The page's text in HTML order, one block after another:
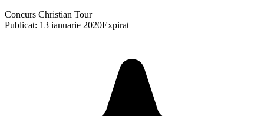
Concurs Christian Tour
Publicat: 13 ianuarie 2020Expirat